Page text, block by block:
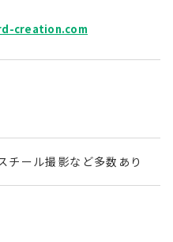
creation.com
チール撮影など多数あり